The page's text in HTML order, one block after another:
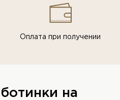
Оплата при получении
на